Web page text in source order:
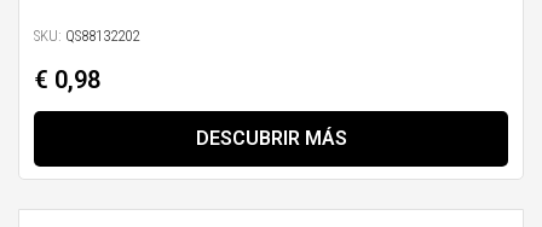
SKU: QS88132202
€ 0,98
DESCUBRIR MÁS